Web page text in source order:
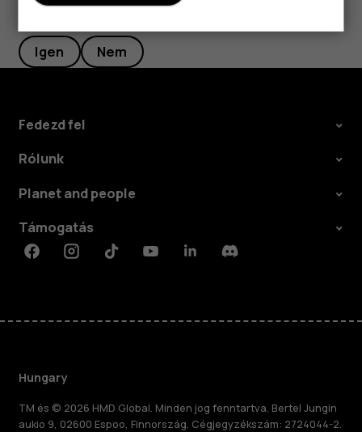
Hasznosnak találtad?
Igen Nem
Fedezd fel
Rólunk
Planet and people
Támogatás
FacebookInstagramTiktokYoutubeLinkedinDiscord
Hungary
TM és © 2026 HMD Global. Minden jog fenntartva. Bertel Jungin
aukio 9, 02600 Espoo, Finnország. Cégjegyzékszám: 2724044-2.